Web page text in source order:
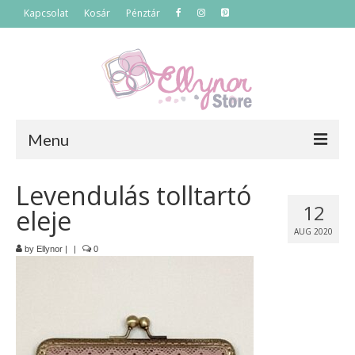
Kapcsolat Kosár Pénztár
Menu
Termékek
Szettek
Neszeszerek
12
AUG 2020
Levendulás tolltartó
eleje
by Ellynor | | 0